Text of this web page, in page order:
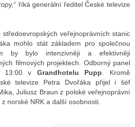
“ říká generální ředitel České televize
veřejnoprávních stanic
mohlo stát základem pro společnou
by bylo intenzivněji a efektivněji
filmových projektech. Odborný panel
13:00 v Grandhotelu Pupp . Kromě
televize Petra Dvořáka přijel i šéf
Juliusz Braun z polské veřejnoprávní
norské NRK a další osobnosti.